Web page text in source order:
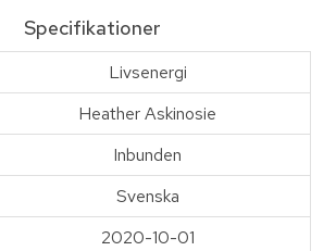
Specifikationer
Livsenergi
Heather Askinosie
Inbunden
Svenska
2020-10-01